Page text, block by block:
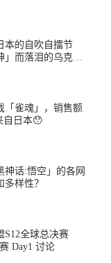
本的自吹自擂节
而落泪的乌克兰
「雀魂」，销售额
自日本😯
神话:悟空」的各网
样性？
S12全球总决赛
Day1 讨论